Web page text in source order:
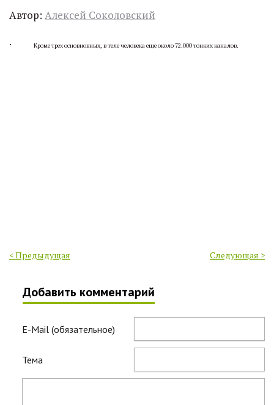
Автор: Алексей Соколовский
· Кроме трех основновных, в теле человека еще около 72.000 тонких каналов.
< Предыдущая Следующая >
Добавить комментарий
E-Mail (обязательное)
Тема